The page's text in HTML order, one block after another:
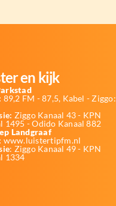
en kijk
89,2 FM - 87,5, Kabel - Ziggo:
Ziggo Kanaal 43 - KPN
1495 - Odido Kanaal 882
Landgraaf
www.luistertipfm.nl
: Ziggo Kanaal 49 - KPN
1334